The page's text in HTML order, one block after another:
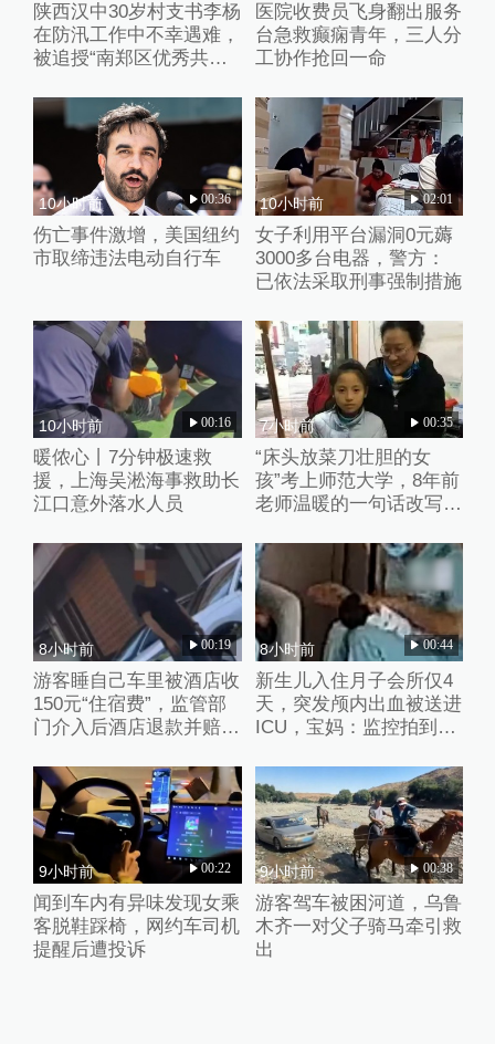
陕西汉中30岁村支书李杨
在防汛工作中不幸遇难，
被追授“南郑区优秀共产
医院收费员飞身翻出服务
台急救癫痫青年，三人分
工协作抢回一命
10小时前 00:36
伤亡事件激增，美国纽约
市取缔违法电动自行车
10小时前 02:01
女子利用平台漏洞0元薅
3000多台电器，警方：
已依法采取刑事强制措施
10小时前 00:16
暖侬心丨7分钟极速救
援，上海吴淞海事救助长
江口意外落水人员
7小时前 00:35
“床头放菜刀壮胆的女
孩”考上师范大学，8年前
老师温暖的一句话改写了
8小时前 00:19
游客睡自己车里被酒店收
150元“住宿费”，监管部
门介入后酒店退款并赔偿
8小时前 00:44
新生儿入住月子会所仅4
天，突发颅内出血被送进
ICU，宝妈：监控拍到护
9小时前 00:22
闻到车内有异味发现女乘
客脱鞋踩椅，网约车司机
提醒后遭投诉
9小时前 00:38
游客驾车被困河道，乌鲁
木齐一对父子骑马牵引救
出